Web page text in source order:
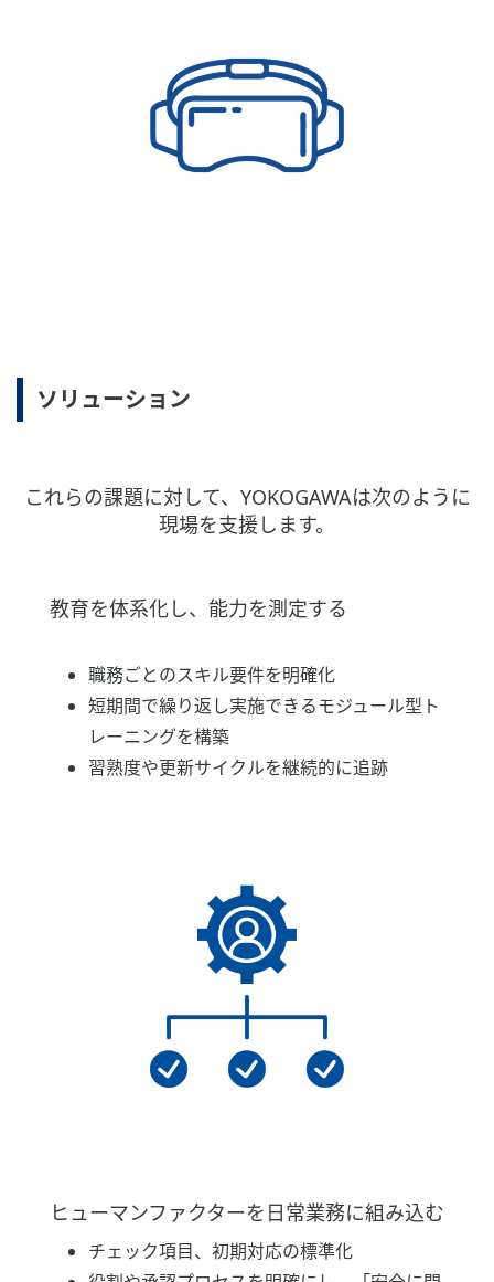
ソリューション
これらの課題に対して、YOKOGAWAは次のように
現場を支援します。
教育を体系化し、能力を測定する
職務ごとのスキル要件を明確化
短期間で繰り返し実施できるモジュール型ト
レーニングを構築
習熟度や更新サイクルを継続的に追跡
ヒューマンファクターを日常業務に組み込む
チェック項目、初期対応の標準化